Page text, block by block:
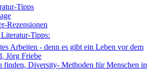
Tipps
Rezensionen
Literatur-Tipps:
Arbeiten - denn es gibt ein Leben vor dem
Jörg Friebe
finden, Diversity- Methoden für Menschen in